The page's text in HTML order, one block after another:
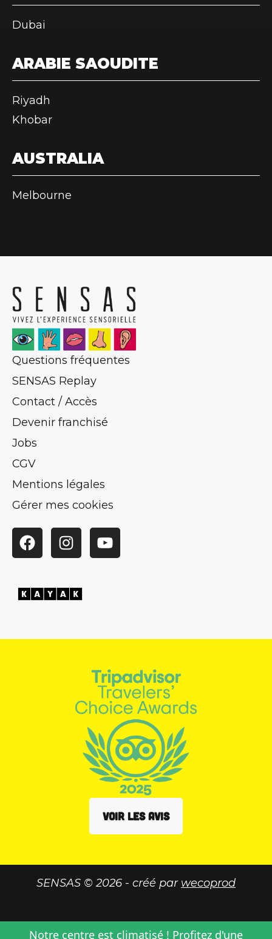
Dubai
ARABIE SAOUDITE
Riyadh
Khobar
AUSTRALIA
Melbourne
Questions fréquentes
SENSAS Replay
Contact / Accès
Devenir franchisé
Jobs
CGV
Mentions légales
Gérer mes cookies
FacebookInstagramYouTube
VOIR LES AVIS
SENSAS © 2026 - créé par wecoprod
Notre centre est climatisé ! Profitez d'une